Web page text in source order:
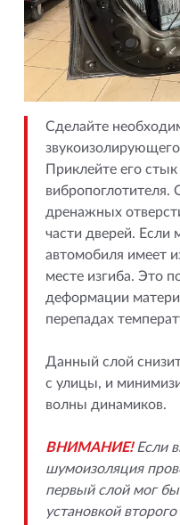
Сделайте
Приклейте его
вибропоглотителя.
дренажных
части дверей. Если
автомобиля имеет
месте изгиба. Это
деформации
перепадах
Данный слой
с улицы, и
волны динамиков.
ВНИМАНИЕ!Если
шумоизоляция
первый слой мог
установкой